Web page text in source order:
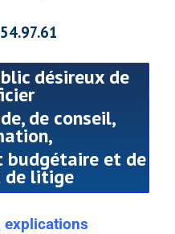
désireux de
de conseil,
budgétaire et de
de litige
explications